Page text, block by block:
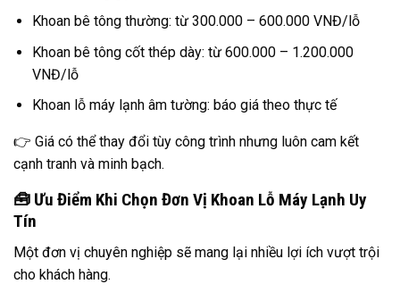
Khoan bê tông thường: từ 300.000 – 600.000 VNĐ/lỗ
Khoan bê tông cốt thép dày: từ 600.000 – 1.200.000
VNĐ/lỗ
Khoan lỗ máy lạnh âm tường: báo giá theo thực tế
👉 Giá có thể thay đổi tùy công trình nhưng luôn cam kết
cạnh tranh và minh bạch.
🧰 Ưu Điểm Khi Chọn Đơn Vị Khoan Lỗ Máy Lạnh Uy
Tín
Một đơn vị chuyên nghiệp sẽ mang lại nhiều lợi ích vượt trội
cho khách hàng.